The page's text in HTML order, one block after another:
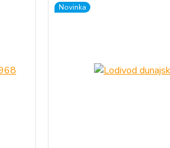
Novinka